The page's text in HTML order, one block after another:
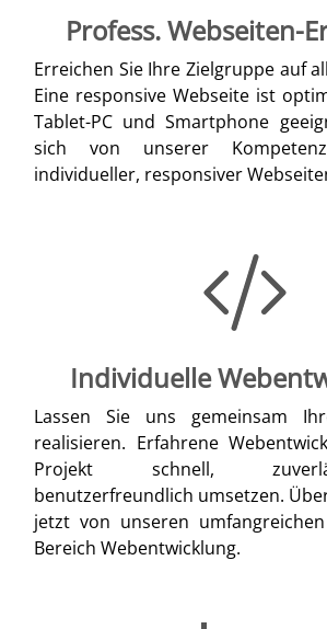
Profess. Webseiten-
Erreichen Sie Ihre Zielgruppe auf
Eine responsive Webseite ist
Tablet-PC und Smartphone
sich von unserer
individueller, responsiver
Individuelle
Lassen Sie uns gemeinsam
realisieren. Erfahrene
Projekt schnell,
benutzerfreundlich umsetzen.
jetzt von unseren
Bereich Webentwicklung.